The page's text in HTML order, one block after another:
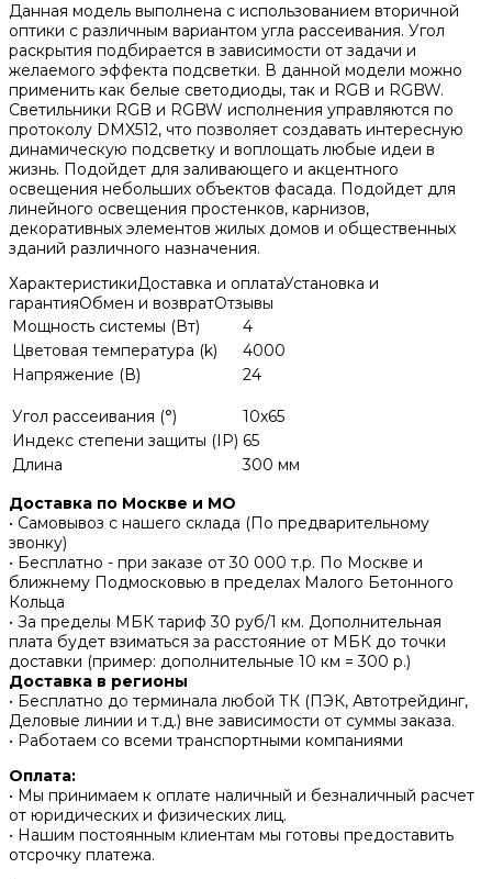
Данная модель выполнена с использованием вторичной
оптики с различным вариантом угла рассеивания. Угол
раскрытия подбирается в зависимости от задачи и
желаемого эффекта подсветки. В данной модели можно
применить как белые светодиоды, так и RGB и RGBW.
Светильники RGB и RGBW исполнения управляются по
протоколу DMX512, что позволяет создавать интересную
динамическую подсветку и воплощать любые идеи в
жизнь. Подойдет для заливающего и акцентного
освещения небольших объектов фасада. Подойдет для
линейного освещения простенков, карнизов,
декоративных элементов жилых домов и общественных
зданий различного назначения.
ХарактеристикиДоставка и оплатаУстановка и
гарантияОбмен и возвратОтзывы
Мощность системы (Вт)
4
Цветовая температура (k)
4000
Напряжение (В)
24
Угол рассеивания (°)
10x65
Индекс степени защиты (IP) 65
Длина
300 мм
Доставка по Москве и МО
• Самовывоз с нашего склада (По предварительному
звонку)
• Бесплатно - при заказе от 30 000 т.р. По Москве и
ближнему Подмосковью в пределах Малого Бетонного
Кольца
• За пределы МБК тариф 30 руб/1 км. Дополнительная
плата будет взиматься за расстояние от МБК до точки
доставки (пример: дополнительные 10 км = 300 р.)
Доставка в регионы
• Бесплатно до терминала любой ТК (ПЭК, Автотрейдинг,
Деловые линии и т.д.) вне зависимости от суммы заказа.
• Работаем со всеми транспортными компаниями
Оплата:
• Мы принимаем к оплате наличный и безналичный расчет
от юридических и физических лиц.
• Нашим постоянным клиентам мы готовы предоставить
отсрочку платежа.